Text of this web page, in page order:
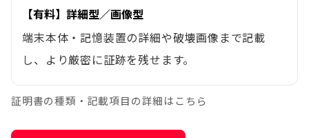
【有料】詳細型／画像型
端末本体・記憶装置の詳細や破壊画像まで記載
し、より厳密に証跡を残せます。
証明書の種類・記載項目の詳細はこちら